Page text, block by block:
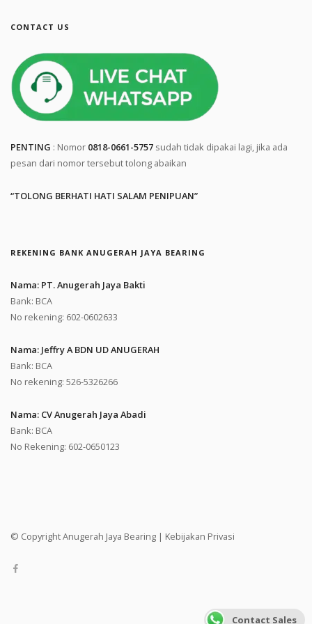
CONTACT US
PENTING : Nomor 0818-0661-5757 sudah tidak dipakai lagi, jika ada
pesan dari nomor tersebut tolong abaikan
“TOLONG BERHATI HATI SALAM PENIPUAN”
REKENING BANK ANUGERAH JAYA BEARING
Nama: PT. Anugerah Jaya Bakti
Bank: BCA
No rekening: 602-0602633
Nama: Jeffry A BDN UD ANUGERAH
Bank: BCA
No rekening: 526-5326266
Nama: CV Anugerah Jaya Abadi
Bank: BCA
No Rekening: 602-0650123
© Copyright Anugerah Jaya Bearing | Kebijakan Privasi
Contact Sales